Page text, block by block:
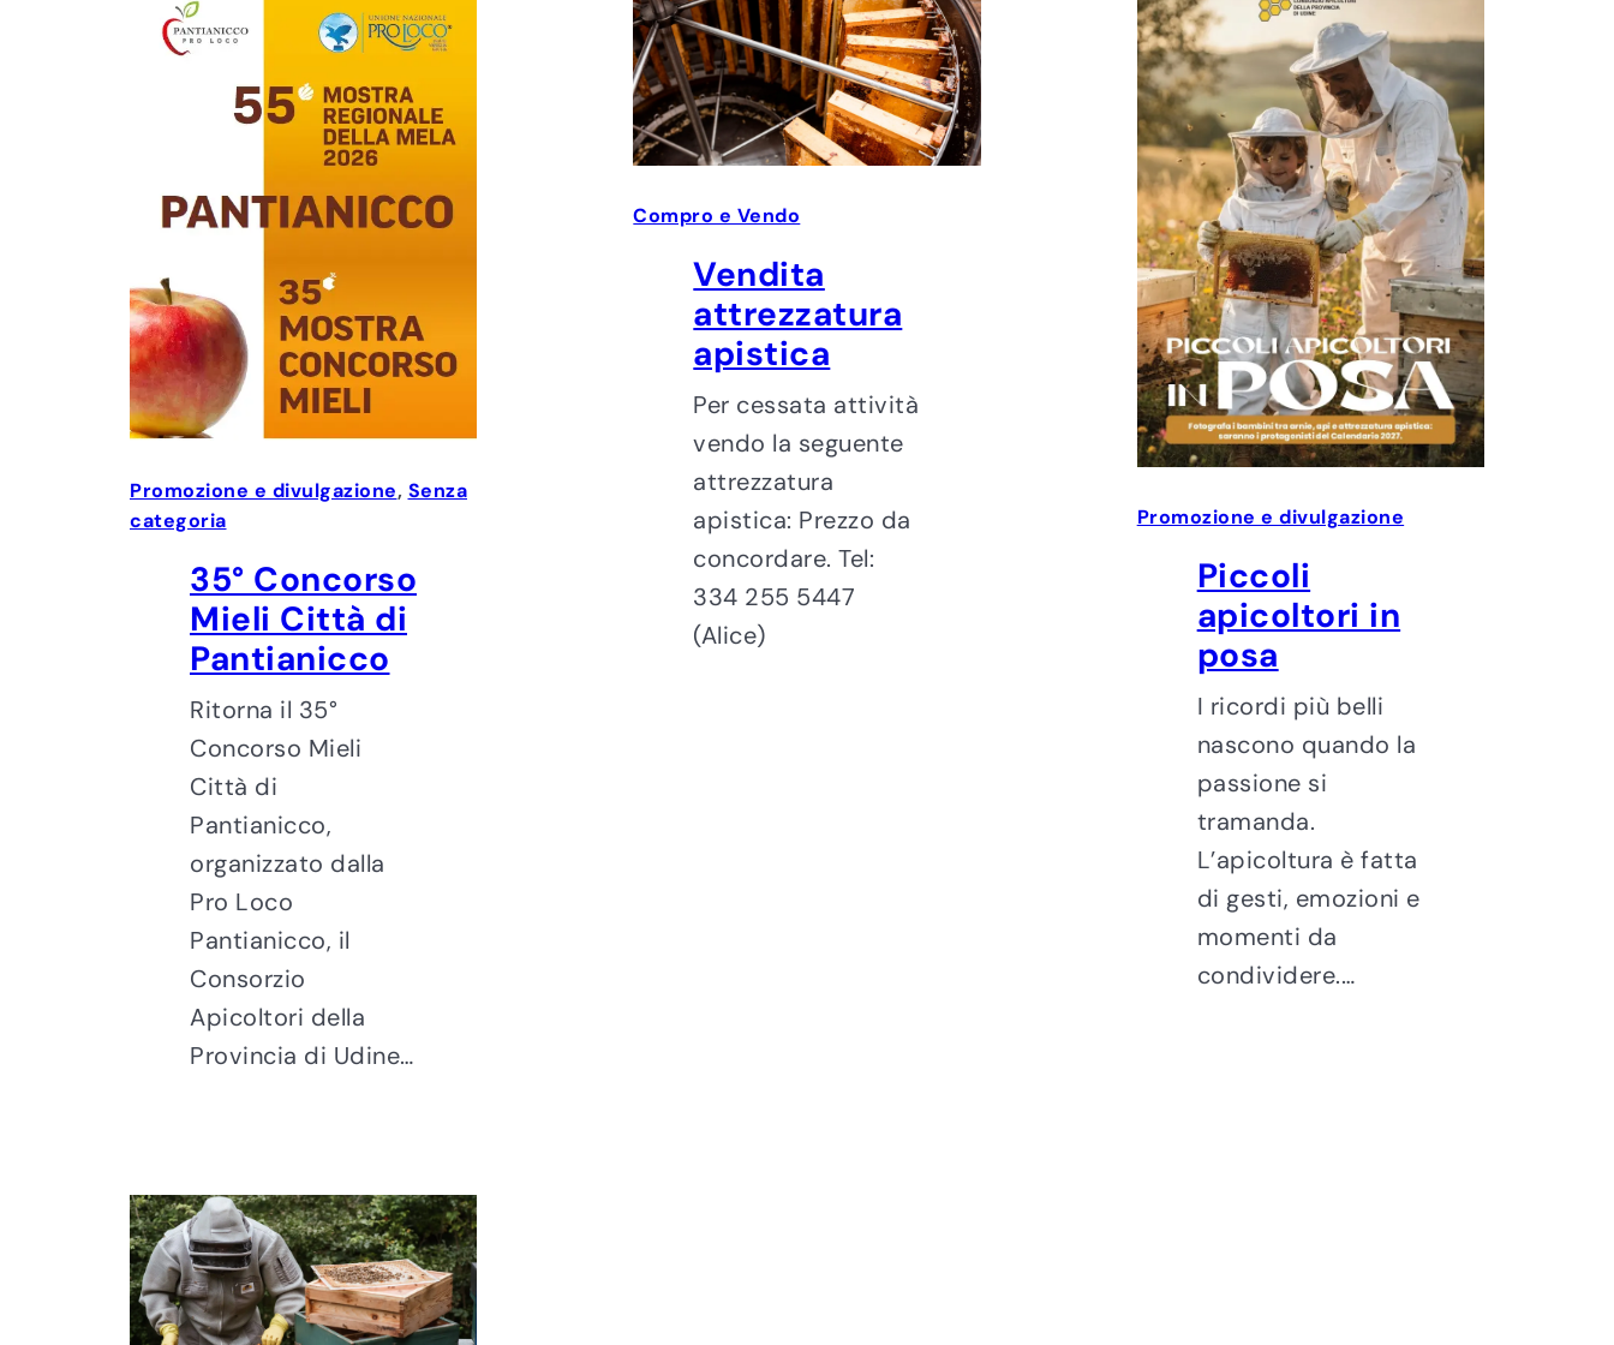
Promozione e divulgazione, Senza
categoria
35° Concorso
Mieli Città di
Pantianicco
Ritorna il 35°
Concorso Mieli
Città di
Pantianicco,
organizzato dalla
Pro Loco
Pantianicco, il
Consorzio
Apicoltori della
Provincia di Udine…
Compro e Vendo
Vendita
attrezzatura
apistica
Per cessata attività
vendo la seguente
attrezzatura
apistica: Prezzo da
concordare. Tel:
334 255 5447
(Alice)
Promozione e divulgazione
Piccoli
apicoltori in
posa
I ricordi più belli
nascono quando la
passione si
tramanda.
L’apicoltura è fatta
di gesti, emozioni e
momenti da
condividere.…